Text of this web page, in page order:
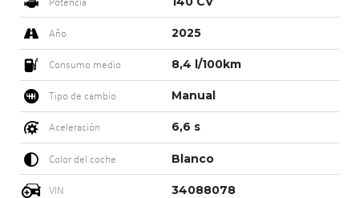
Año 2025
Consumo medio 8,4 l/100km
Tipo de cambio Manual
Aceleración 6,6 s
Color del coche Blanco
VIN 34088078